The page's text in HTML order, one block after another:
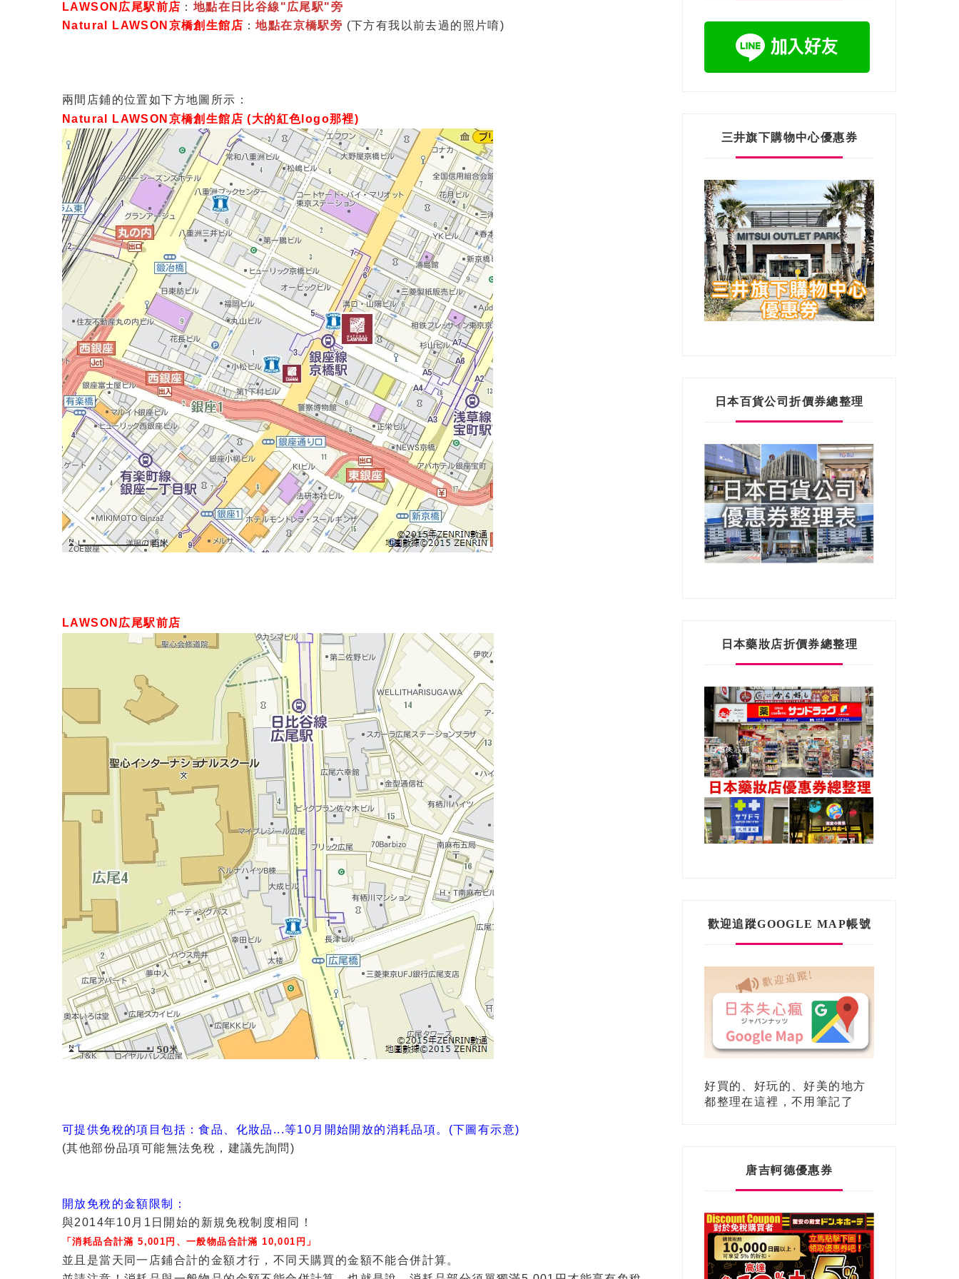
LAWSON広尾駅前店 ： 地點在日比谷線"広尾駅"旁
Natural LAWSON京橋創生館店 ：地點在京橋駅旁 (下方有我以前去過的照片唷)
兩間店鋪的位置如下方地圖所示：
Natural LAWSON京橋創生館店 (大的紅色logo那裡)
LAWSON広尾駅前店
可提供免稅的項目包括：食品、化妝品...等10月開始開放的消耗品項。(下圖有示意)
(其他部份品項可能無法免稅，建議先詢問)
開放免稅的金額限制：
與2014年10月1日開始的新規免稅制度相同！
「消耗品合計滿 5,001円、一般物品合計滿 10,001円」
並且是當天同一店鋪合計的金額才行，不同天購買的金額不能合併計算。
三井旗下購物中心優惠券
日本百貨公司折價券總整理
日本藥妝店折價券總整理
歡迎追蹤GOOGLE MAP帳號
好買的、好玩的、好美的地方
都整理在這裡，不用筆記了
唐吉軻德優惠券